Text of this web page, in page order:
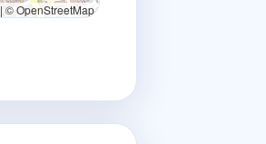
|© OpenStreetMap